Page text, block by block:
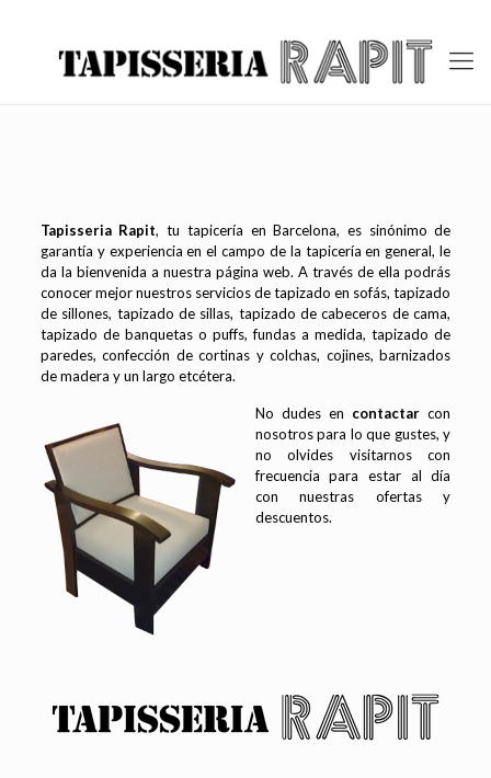
Tapisseria Rapit, tu tapicería en Barcelona, es sinónimo de
garantía y experiencia en el campo de la tapicería en general, le
da la bienvenida a nuestra página web. A través de ella podrás
conocer mejor nuestros servicios de tapizado en sofás, tapizado
de sillones, tapizado de sillas, tapizado de cabeceros de cama,
tapizado de banquetas o puffs, fundas a medida, tapizado de
paredes, confección de cortinas y colchas, cojines, barnizados
de madera y un largo etcétera.
No dudes en contactar con
nosotros para lo que gustes, y
no olvides visitarnos con
frecuencia para estar al día
con nuestras ofertas y
descuentos.